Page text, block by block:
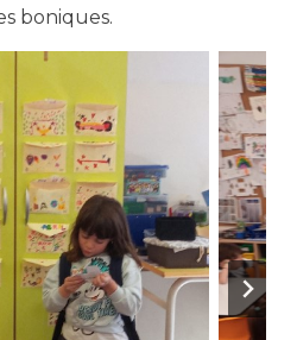
boniques.